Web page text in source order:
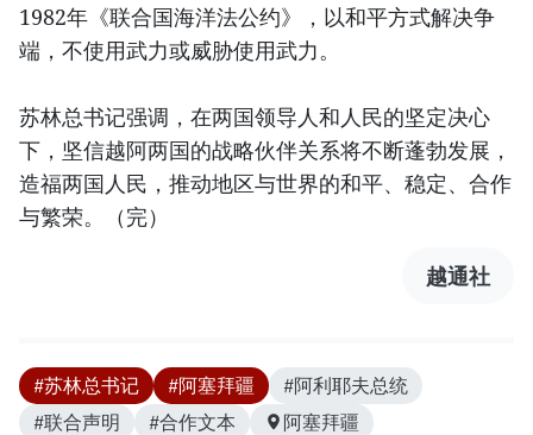
1982年《联合国海洋法公约》，以和平方式解决争
端，不使用武力或威胁使用武力。
苏林总书记强调，在两国领导人和人民的坚定决心
下，坚信越阿两国的战略伙伴关系将不断蓬勃发展，
造福两国人民，推动地区与世界的和平、稳定、合作
与繁荣。（完）
越通社
#苏林总书记 #阿塞拜疆
#阿利耶夫总统
#联合声明
#合作文本 阿塞拜疆